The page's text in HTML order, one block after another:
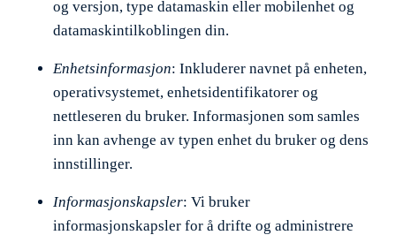
og versjon, type datamaskin eller mobilenhet og
datamaskintilkoblingen din.
Enhetsinformasjon: Inkluderer navnet på enheten,
operativsystemet, enhetsidentifikatorer og
nettleseren du bruker. Informasjonen som samles
inn kan avhenge av typen enhet du bruker og dens
innstillinger.
Informasjonskapsler: Vi bruker
informasjonskapsler for å drifte og administrere